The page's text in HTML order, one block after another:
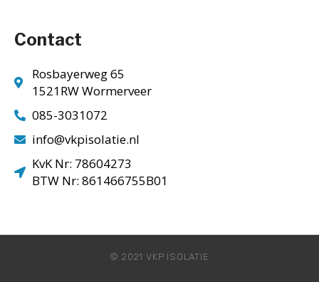
Contact
Rosbayerweg 65
1521RW Wormerveer
085-3031072
info@vkpisolatie.nl
KvK Nr: 78604273
BTW Nr: 861466755B01
© 2021 VKP ISOLATIE